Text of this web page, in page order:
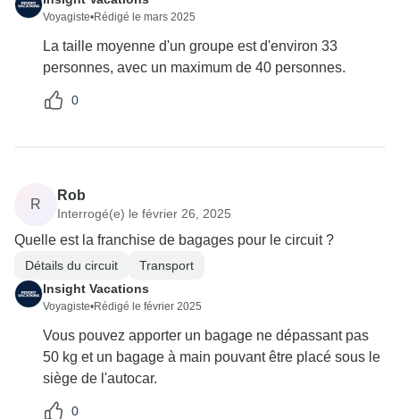
Voyagiste•Rédigé le mars 2025
La taille moyenne d'un groupe est d'environ 33
personnes, avec un maximum de 40 personnes.
0
R
Rob
Interrogé(e) le février 26, 2025
Quelle est la franchise de bagages pour le circuit ?
Détails du circuit
Transport
Insight Vacations
Voyagiste•Rédigé le février 2025
Vous pouvez apporter un bagage ne dépassant pas
50 kg et un bagage à main pouvant être placé sous le
siège de l'autocar.
0